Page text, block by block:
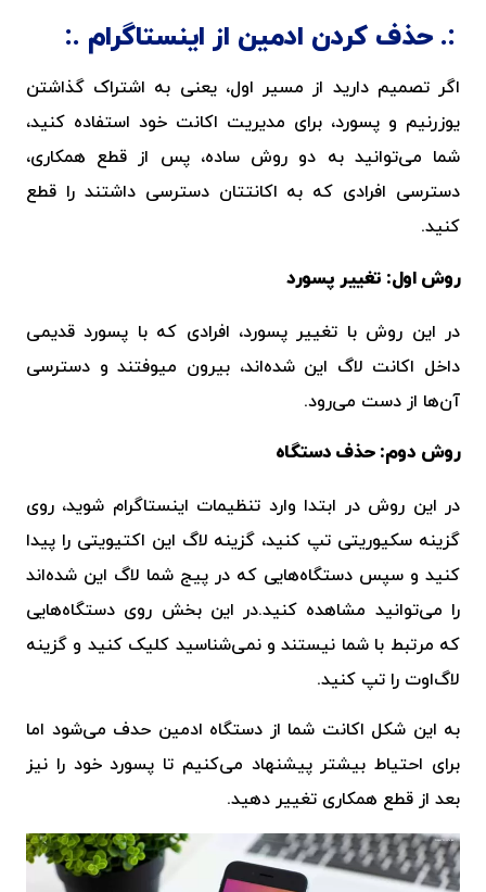
حذف کردن ادمین از اینستاگرام
اگر تصمیم دارید از مسیر اول، یعنی به اشتراک گذاشتن
یوزرنیم و پسورد، برای مدیریت اکانت خود استفاده کنید،
شما می‌توانید به دو روش ساده، پس از قطع همکاری،
دسترسی افرادی که به اکانتتان دسترسی داشتند را قطع
کنید.
روش اول: تغییر پسورد
در این روش با تغییر پسورد، افرادی که با پسورد قدیمی
داخل اکانت لاگ این شده‌اند، بیرون میوفتند و دسترسی
آن‌ها از دست می‌رود.
روش دوم: حذف دستگاه
در این روش در ابتدا وارد تنظیمات اینستاگرام شوید، روی
گزینه سکیوریتی تپ کنید، گزینه لاگ این اکتیویتی را پیدا
کنید و سپس دستگاه‌هایی که در پیج شما لاگ این شده‌اند
را می‌توانید مشاهده کنید.در این بخش روی دستگاه‌هایی
که مرتبط با شما نیستند و نمی‌شناسید کلیک کنید و گزینه
لاگ‌اوت را تپ کنید.
به این شکل اکانت شما از دستگاه ادمین حدف می‌شود اما
برای احتیاط بیشتر پیشنهاد می‌کنیم تا پسورد خود را نیز
بعد از قطع همکاری تغییر دهید.